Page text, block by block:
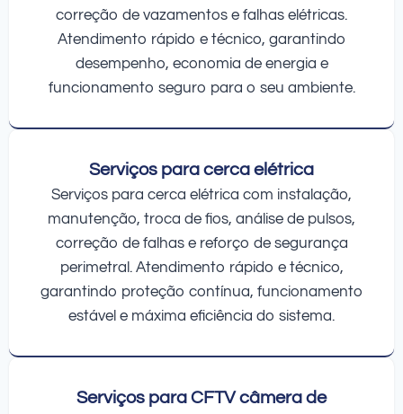
correção de vazamentos e falhas elétricas.
Atendimento rápido e técnico, garantindo
desempenho, economia de energia e
funcionamento seguro para o seu ambiente.
Serviços para cerca elétrica
Serviços para cerca elétrica com instalação,
manutenção, troca de fios, análise de pulsos,
correção de falhas e reforço de segurança
perimetral. Atendimento rápido e técnico,
garantindo proteção contínua, funcionamento
estável e máxima eficiência do sistema.
Serviços para CFTV câmera de